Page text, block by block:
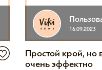
16.09.2023
Простой крой, но
очень эффектно